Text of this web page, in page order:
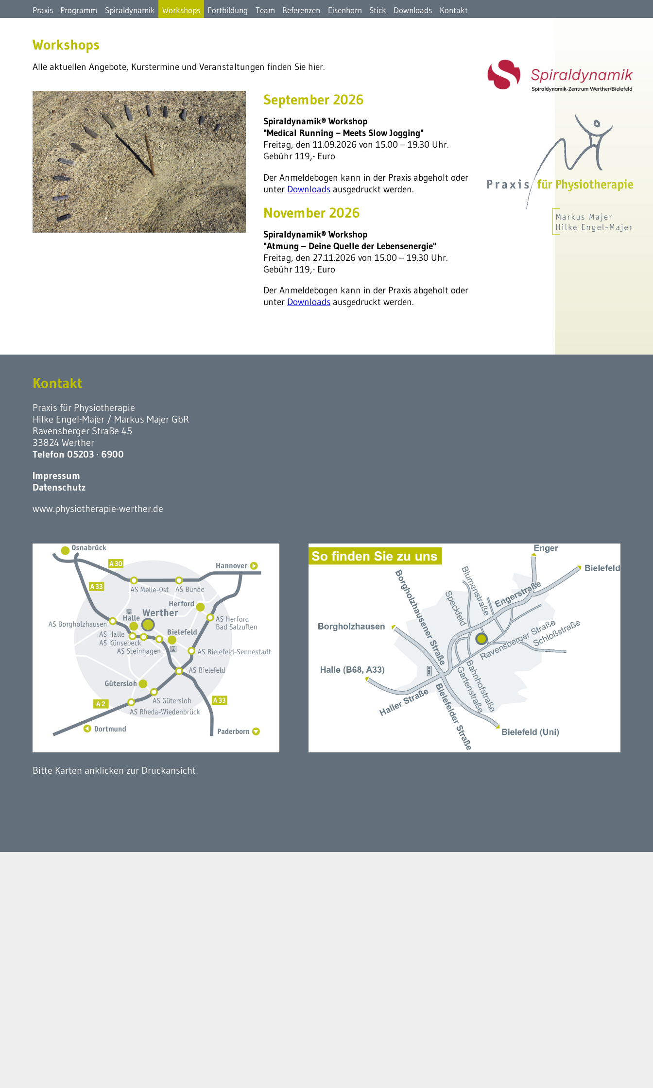
Praxis Programm Spiraldynamik Workshops Fortbildung Team Referenzen Eisenhorn Stick Downloads Kontakt
Workshops
Alle aktuellen Angebote, Kurstermine und Veranstaltungen finden Sie hier.
September 2026
Spiraldynamik® Workshop
"Medical Running – Meets Slow Jogging"
Freitag, den 11.09.2026 von 15.00 – 19.30 Uhr.
Gebühr 119,- Euro
Der Anmeldebogen kann in der Praxis abgeholt oder
unter Downloads ausgedruckt werden.
November 2026
Spiraldynamik® Workshop
"Atmung – Deine Quelle der Lebensenergie"
Freitag, den 27.11.2026 von 15.00 – 19.30 Uhr.
Gebühr 119,- Euro
Der Anmeldebogen kann in der Praxis abgeholt oder
unter Downloads ausgedruckt werden.
Kontakt
Praxis für Physiotherapie
Hilke Engel-Majer / Markus Majer GbR
Ravensberger Straße 45
33824 Werther
Telefon 05203 · 6900
Impressum
Datenschutz
www.physiotherapie-werther.de
Bitte Karten anklicken zur Druckansicht